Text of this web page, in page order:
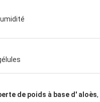
de poids à base d' aloès,